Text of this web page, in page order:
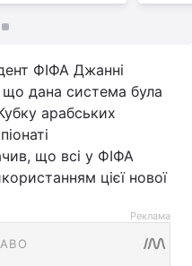
ФІФА Джанні
що дана система була
арабських
що всі у ФІФА
цієї нової
Реклама